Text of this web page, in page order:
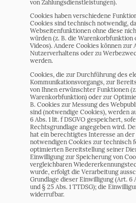
von Zahlungsdienstleistungen).
Cookies haben verschiedene
Cookies sind technisch notwendig,
Webseitenfunktionen ohne diese
würden (z. B. die Warenkorbfunktion
Videos). Andere Cookies können zur
Nutzerverhaltens oder zu
werden.
Cookies, die zur Durchführung des
Kommunikationsvorgangs, zur
von Ihnen erwünschter Funktionen
Warenkorbfunktion) oder zur
B. Cookies zur Messung des
sind (notwendige Cookies), werden
6 Abs. 1 lit. f DSGVO gespeichert,
Rechtsgrundlage angegeben wird.
hat ein berechtigtes Interesse an der
notwendigen Cookies zur technisch
optimierten Bereitstellung seiner
Einwilligung zur Speicherung von
vergleichbaren
wurde, erfolgt die Verarbeitung
Grundlage dieser Einwilligung (Art. 6
und § 25 Abs. 1 TTDSG); die
widerrufbar.